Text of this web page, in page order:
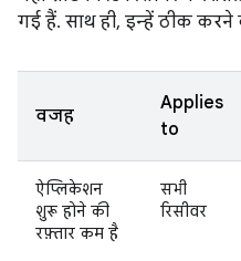
गई हैं. साथ ही, इन्हें ठीक
वजह
Applies
to
ऐप्लिकेशन
शुरू होने की
रफ़्तार कम है
सभी
रिसीवर